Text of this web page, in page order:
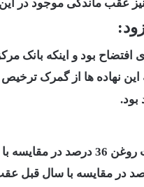
عقب ماندگی موجود در
بود و اینکه بانک
این نهاده ها از گمرک
بود.
هستیم.